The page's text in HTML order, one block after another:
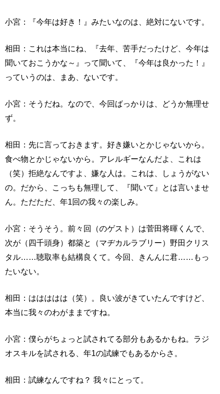
小宮：『今年は好き！』みたいなのは、絶対にないです。
相田：これは本当にね、『去年、苦手だったけど、今年は
聞いておこうかな～』って聞いて、『今年は良かった！』
っていうのは、まあ、ないです。
小宮：そうだね。なので、今回ばっかりは、どうか無理せ
ず。
相田：先に言っておきます。好き嫌いとかじゃないから。
食べ物とかじゃないから。アレルギーなんだよ、これは
（笑）拒絶なんですよ、嫌な人は。これは、しょうがない
の。だから、こっちも無理して、『聞いて』とは言いませ
ん。ただただ、年1回の我々の楽しみ。
小宮：そうそう。前々回（のゲスト）は菅田将暉くんで、
次が（四千頭身）都築と（マヂカルラブリー）野田クリス
タル……聴取率も結構良くて。今回、きんんに君……もっ
たいない。
相田：ははははは（笑）。良い波がきていたんですけど、
本当に我々のわがままですね。
小宮：僕らがちょっと試されてる部分もあるかもね。ラジ
オスキルを試される、年1の試練でもあるからさ。
相田：試練なんですね？ 我々にとって。